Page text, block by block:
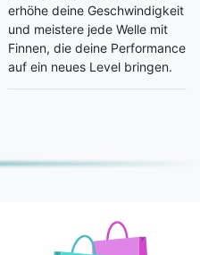
erhöhe deine Geschwindigkeit
und meistere jede Welle mit
Finnen, die deine Performance
auf ein neues Level bringen.